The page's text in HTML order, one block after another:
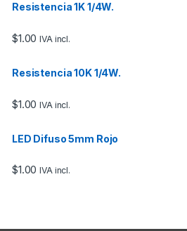
Resistencia 1K 1/4W.
$1.00 IVA incl.
Resistencia 10K 1/4W.
$1.00 IVA incl.
LED Difuso 5mm Rojo
$1.00 IVA incl.